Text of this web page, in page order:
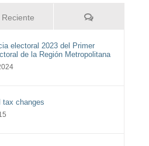
Reciente Comentarios
electoral 2023 del Primer
de la Región Metropolitana
tax changes